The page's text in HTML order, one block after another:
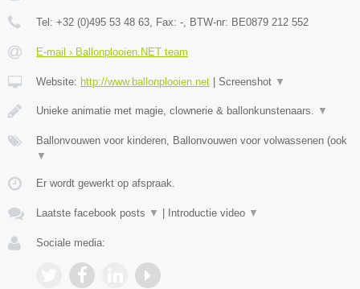
Tel: +32 (0)495 53 48 63, Fax: -, BTW-nr: BE0879 212 552
E-mail › Ballonplooien.NET team
Website: http://www.ballonplooien.net Screenshot ▼
Unieke animatie met magie, clownerie & ballonkunstenaars. ▼
Ballonvouwen voor kinderen, Ballonvouwen voor volwassenen (ook
▼
Er wordt gewerkt op afspraak.
Laatste facebook posts ▼ Introductie video ▼
Sociale media: